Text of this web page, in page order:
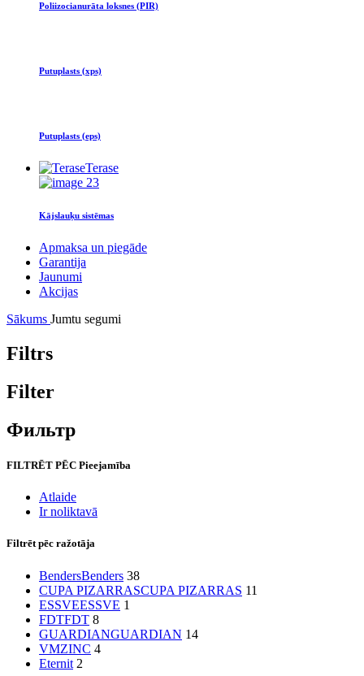
Poliizocianurāta loksnes (PIR)
Putuplasts (xps)
Putuplasts (eps)
Terase
Kājslauķu sistēmas
Apmaksa un piegāde
Garantija
Jaunumi
Akcijas
Sākums Jumtu segumi
Filtrs
Filter
Фильтр
FILTRĒT PĒC Pieejamība
Atlaide
Ir noliktavā
Filtrēt pēc ražotāja
BendersBenders 38
CUPA PIZARRASCUPA PIZARRAS 11
ESSVEESSVE 1
FDTFDT 8
GUARDIANGUARDIAN 14
VMZINC 4
Eternit 2